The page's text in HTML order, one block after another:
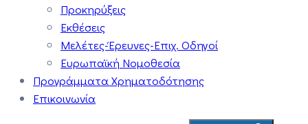
Προκηρύξεις
Εκθέσεις
Μελέτες-Έρευνες-Επιχ. Οδηγοί
Ευρωπαϊκή Νομοθεσία
Προγράμματα Χρηματοδότησης
Επικοινωνία